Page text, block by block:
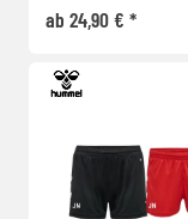
ab 24,90 € *